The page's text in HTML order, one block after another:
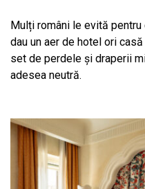
Mulți români le evită
dau un aer de hotel ori
set de perdele și draperii
adesea neutră.